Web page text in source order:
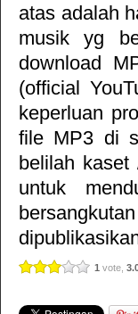
atas adalah
musik yg
download
(official
keperluan
file MP3 di
belilah kaset
untuk
1 vote,